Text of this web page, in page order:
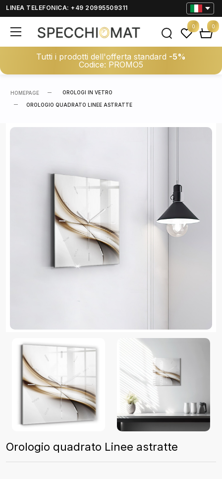
LINEA TELEFONICA: +49 20995509311
Tutti i prodotti dell'offerta standard -5%
Codice: PROMO5
0 0
HOMEPAGE OROLOGI IN VETRO
OROLOGIO QUADRATO LINEE ASTRATTE
Orologio quadrato Linee astratte